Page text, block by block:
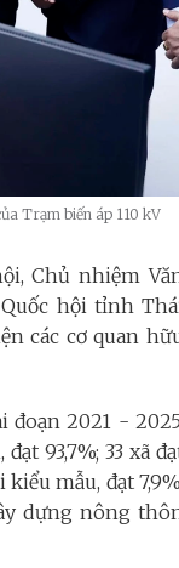
Trạm biến áp 110 kV
Chủ nhiệm
hội tỉnh
các cơ quan
2021 -
93,7%; 33 xã
mẫu, đạt
dựng nông